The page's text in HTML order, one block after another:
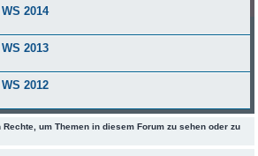
2014
2013
2012
um Themen in diesem Forum zu sehen oder zu